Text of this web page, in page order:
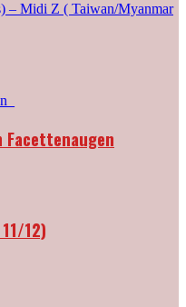
– Midi Z ( Taiwan/Myanmar
Facettenaugen
12)